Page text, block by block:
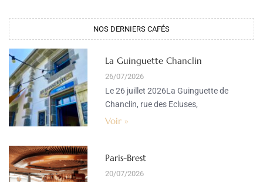
NOS DERNIERS CAFÉS
La Guinguette Chanclin
26/07/2026
Le 26 juillet 2026La Guinguette de
Chanclin, rue des Ecluses,
Voir »
Paris-Brest
20/07/2026